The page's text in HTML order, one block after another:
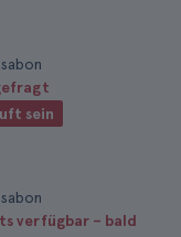
sein
verfügbar – bald